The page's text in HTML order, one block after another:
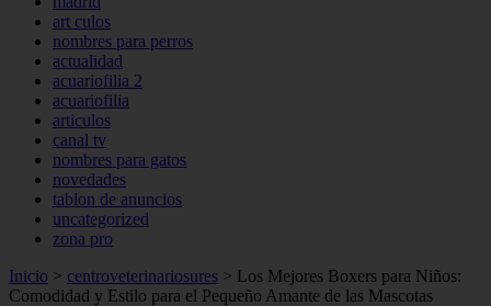
art culos
nombres para perros
actualidad
acuariofilia 2
acuariofilia
articulos
canal tv
nombres para gatos
novedades
tablon de anuncios
uncategorized
zona pro
Inicio > centroveterinariosures > Los Mejores Boxers para Niños:
Comodidad y Estilo para el Pequeño Amante de las Mascotas